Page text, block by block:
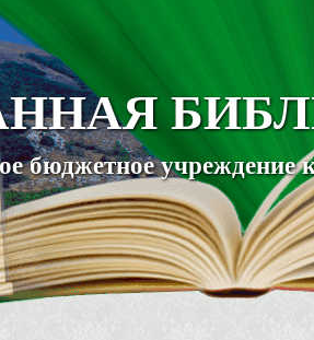
бюджетное учреждение